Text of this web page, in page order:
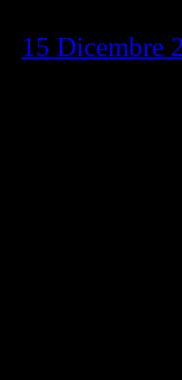
15 Dicembre